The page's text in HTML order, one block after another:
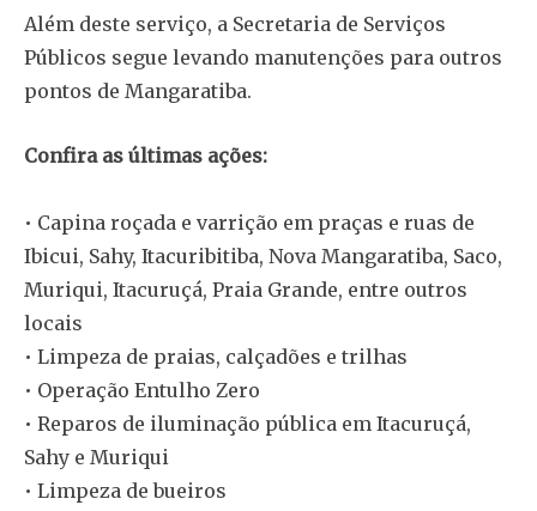
Além deste serviço, a Secretaria de Serviços
Públicos segue levando manutenções para outros
pontos de Mangaratiba.
Confira as últimas ações:
• Capina roçada e varrição em praças e ruas de
Ibicui, Sahy, Itacuribitiba, Nova Mangaratiba, Saco,
Muriqui, Itacuruçá, Praia Grande, entre outros
locais
• Limpeza de praias, calçadões e trilhas
• Operação Entulho Zero
• Reparos de iluminação pública em Itacuruçá,
Sahy e Muriqui
• Limpeza de bueiros